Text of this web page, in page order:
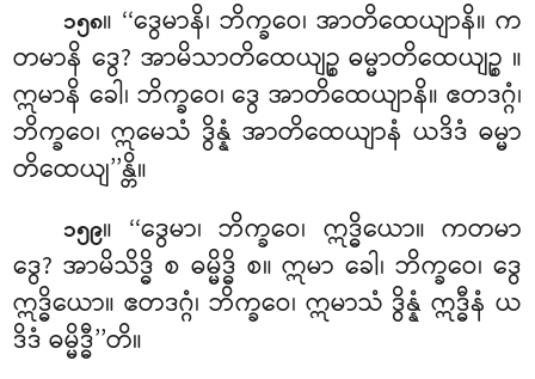
၁၅၈။ ‘‘ဒွေမာနိ၊ ဘိက္ခဝေ၊ အာတိထေယျာနိ။ က
တမာနိ ဒွေ? အာမိသာတိထေယျဉ္စ ဓမ္မာတိထေယျဉ္စ ။
ဣမာနိ ခေါ၊ ဘိက္ခဝေ၊ ဒွေ အာတိထေယျာနိ။ ဧတဒဂ္ဂံ၊
ဘိက္ခဝေ၊ ဣမေသံ ဒွိန္နံ အာတိထေယျာနံ ယဒိဒံ ဓမ္မာ
တိထေယျ’’န္တိ။
၁၅၉။ ‘‘ဒွေမာ၊ ဘိက္ခဝေ၊ ဣဒ္ဓိယော။ ကတမာ
ဒွေ? အာမိသိဒ္ဓိ စ ဓမ္မိဒ္ဓိ စ။ ဣမာ ခေါ၊ ဘိက္ခဝေ၊ ဒွေ
ဣဒ္ဓိယော။ ဧတဒဂ္ဂံ၊ ဘိက္ခဝေ၊ ဣမာသံ ဒွိန္နံ ဣဒ္ဓီနံ ယ
ဒိဒံ ဓမ္မိဒ္ဓီ’’တိ။